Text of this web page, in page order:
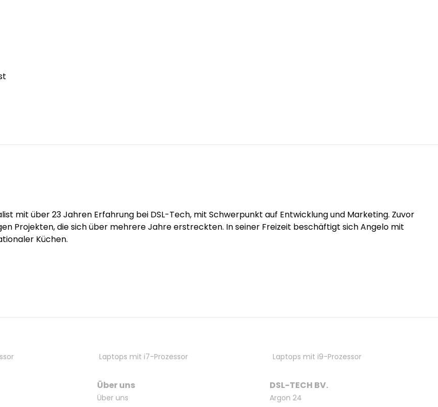
mit über 23 Jahren Erfahrung bei DSL-Tech, mit Schwerpunkt auf Entwicklung und Marketing. Zuvor
Projekten, die sich über mehrere Jahre erstreckten. In seiner Freizeit beschäftigt sich Angelo mit
Küchen.
Laptops mit i7-Prozessor Laptops mit i9-Prozessor
Über uns
Über uns
DSL-TECH BV.
Argon 24